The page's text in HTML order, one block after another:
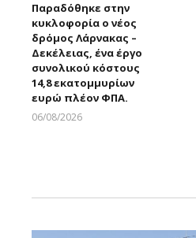
Παραδόθηκε στην
κυκλοφορία ο νέος
δρόμος Λάρνακας –
Δεκέλειας, ένα έργο
συνολικού κόστους
14,8 εκατομμυρίων
ευρώ πλέον ΦΠΑ.
06/08/2026